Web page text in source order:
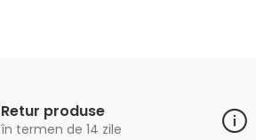
Retur produse
în termen de 14 zile